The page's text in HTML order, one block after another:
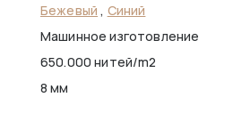
Бежевый , Синий
Машинное изготовление
650.000 нитей/m2
8 мм